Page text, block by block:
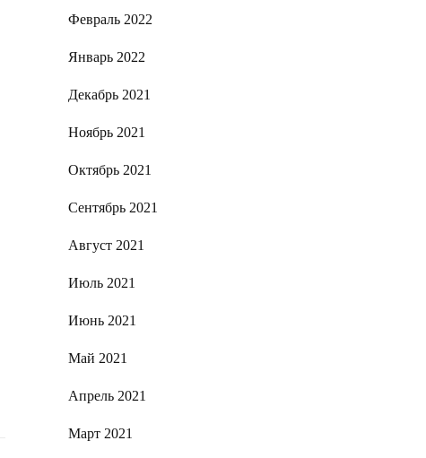
Февраль 2022
Январь 2022
Декабрь 2021
Ноябрь 2021
Октябрь 2021
Сентябрь 2021
Август 2021
Июль 2021
Июнь 2021
Май 2021
Апрель 2021
Март 2021